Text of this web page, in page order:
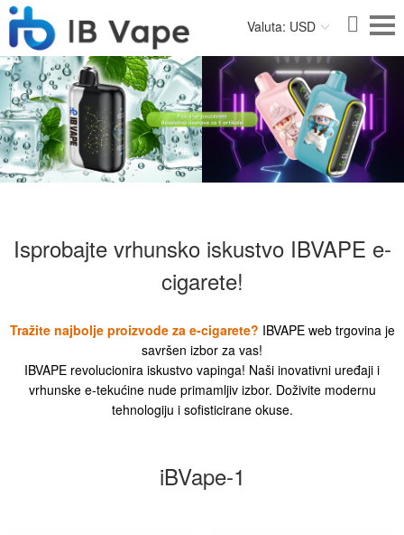
Valuta: USD
Isprobajte vrhunsko iskustvo IBVAPE e-
cigarete!
Tražite najbolje proizvode za e-cigarete? IBVAPE web trgovina je
savršen izbor za vas!
IBVAPE revolucionira iskustvo vapinga! Naši inovativni uređaji i
vrhunske e-tekućine nude primamljiv izbor. Doživite modernu
tehnologiju i sofisticirane okuse.
iBVape-1